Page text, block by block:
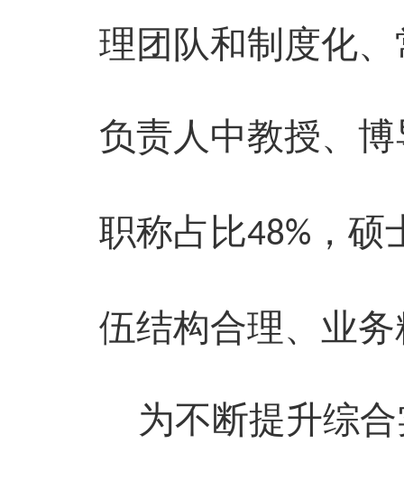
理团队和制度化
负责人 中教授、
职称占比48% ，
伍结构合理、业
为不断提升综